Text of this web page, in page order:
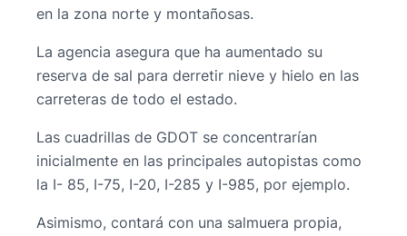
en la zona norte y montañosas.
La agencia asegura que ha aumentado su
reserva de sal para derretir nieve y hielo en las
carreteras de todo el estado.
Las cuadrillas de GDOT se concentrarían
inicialmente en las principales autopistas como
la I- 85, I-75, I-20, I-285 у I-985, por ejemplo.
Asimismo, contará con una salmuera propia,